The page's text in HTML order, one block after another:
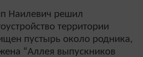
Наилевич решил
территории
пустырь около родника,
“Аллея выпускников